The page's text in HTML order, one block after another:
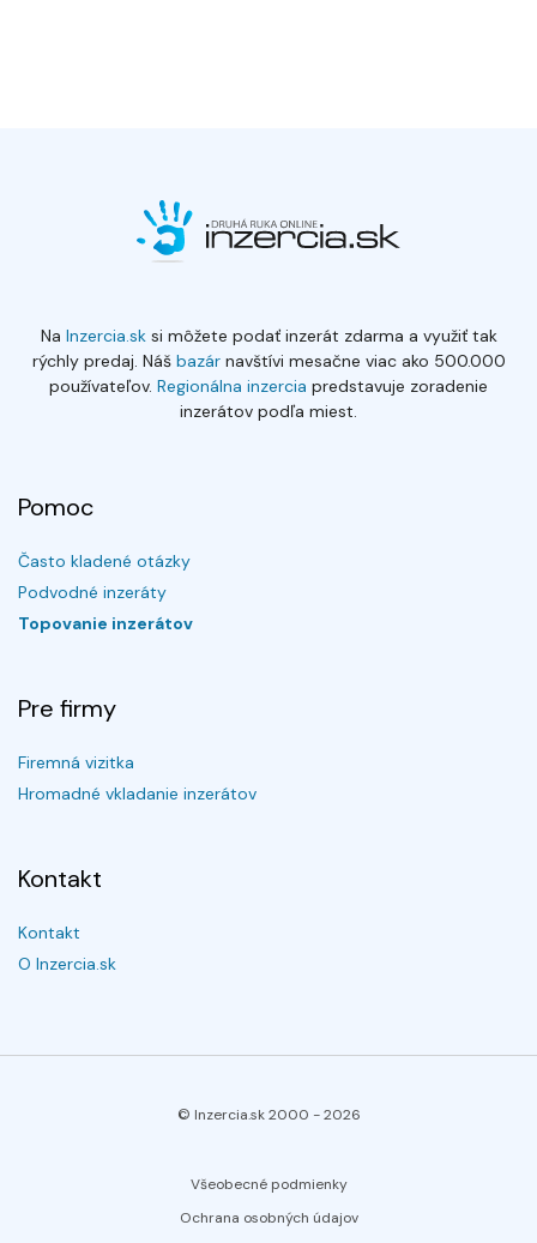
Na Inzercia.sksi môžete podať inzerát zdarma a využiť tak
rýchly predaj. Náš bazárnavštívi mesačne viac ako 500.000
používateľov. Regionálna inzercia predstavuje zoradenie
inzerátov podľa miest.
Pomoc
Často kladené otázky
Podvodné inzeráty
Topovanie inzerátov
Pre firmy
Firemná vizitka
Hromadné vkladanie inzerátov
Kontakt
Kontakt
O Inzercia.sk
© Inzercia.sk 2000 -2026
Všeobecné podmienky
Ochrana osobných údajov